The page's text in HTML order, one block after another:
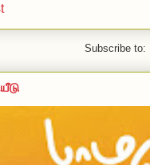
Subscribe to: